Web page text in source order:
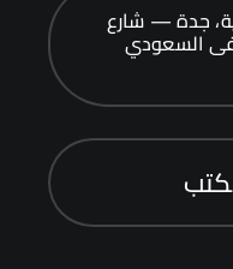
جدة — شارع
السعودي